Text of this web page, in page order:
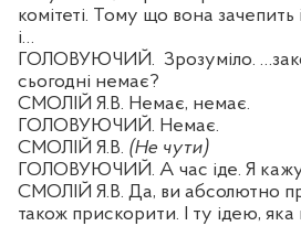
комітеті. Тому що вона
і…
ГОЛОВУЮЧИЙ. Зрозуміло.
сьогодні немає?
СМОЛІЙ Я.В. Немає, немає.
ГОЛОВУЮЧИЙ. Немає.
СМОЛІЙ Я.В. (Не чути)
ГОЛОВУЮЧИЙ. А час іде. Я кажу,
СМОЛІЙ Я.В. Да, ви абсолютно
також прискорити. І ту ідею,